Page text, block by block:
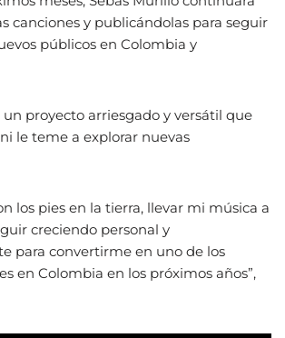
canciones y publicándolas para seguir
públicos en Colombia y
un proyecto arriesgado y versátil que
le teme a explorar nuevas
los pies en la tierra, llevar mi música a
creciendo personal y
para convertirme en uno de los
en Colombia en los próximos años”,